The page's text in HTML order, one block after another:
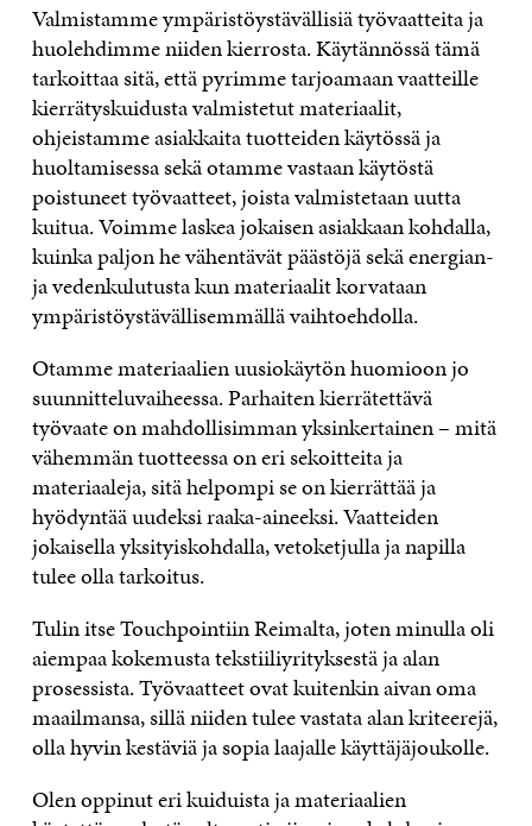
Valmistamme ympäristöystävällisiä työvaatteita ja
huolehdimme niiden kierrosta. Käytännössä tämä
tarkoittaa sitä, että pyrimme tarjoamaan vaatteille
kierrätyskuidusta valmistetut materiaalit,
ohjeistamme asiakkaita tuotteiden käytössä ja
huoltamisessa sekä otamme vastaan käytöstä
poistuneet työvaatteet, joista valmistetaan uutta
kuitua. Voimme laskea jokaisen asiakkaan kohdalla,
kuinka paljon he vähentävät päästöjä sekä energian-
ja vedenkulutusta kun materiaalit korvataan
ympäristöystävällisemmällä vaihtoehdolla.
Otamme materiaalien uusiokäytön huomioon jo
suunnitteluvaiheessa. Parhaiten kierrätettävä
työvaate on mahdollisimman yksinkertainen – mitä
vähemmän tuotteessa on eri sekoitteita ja
materiaaleja, sitä helpompi se on kierrättää ja
hyödyntää uudeksi raaka-aineeksi. Vaatteiden
jokaisella yksityiskohdalla, vetoketjulla ja napilla
tulee olla tarkoitus.
Tulin itse Touchpointiin Reimalta, joten minulla oli
aiempaa kokemusta tekstiiliyrityksestä ja alan
prosessista. Työvaatteet ovat kuitenkin aivan oma
maailmansa, sillä niiden tulee vastata alan kriteerejä,
olla hyvin kestäviä ja sopia laajalle käyttäjäjoukolle.
Olen oppinut eri kuiduista ja materiaalien